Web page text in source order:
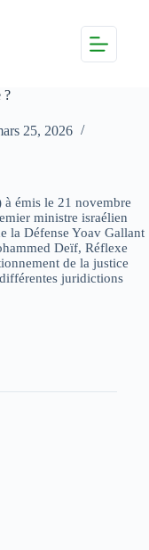
?
25, 2026
émis le 21 novembre
ministre israélien
la Défense Yoav Gallant
Deïf, Réflexe
de la justice
juridictions